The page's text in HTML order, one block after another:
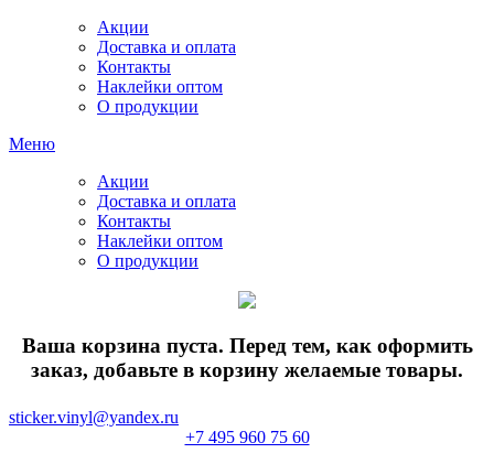
Акции
Доставка и оплата
Контакты
Наклейки оптом
О продукции
Меню
Акции
Доставка и оплата
Контакты
Наклейки оптом
О продукции
Ваша корзина пуста. Перед тем, как оформить
заказ, добавьте в корзину желаемые товары.
sticker.vinyl@yandex.ru
+7 495 960 75 60